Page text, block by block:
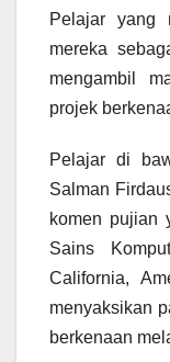
Pelajar yang
mereka
mengambil
projek
Pelajar di
Salman
komen pujian
Sains
California,
menyaksikan
berkenaan